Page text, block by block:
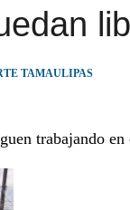
TE INVITA A
TAMAULIPAS
trabajando